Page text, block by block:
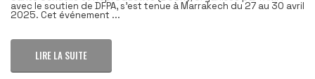
avec le soutien de DFPA, s’est tenue à Marrakech du 27 au 30 avril
2025. Cet événement ...
LIRE LA SUITE